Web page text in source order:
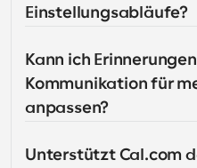
Einstellungsabläufe?
Kann ich
Kommunikation für
anpassen?
Unterstützt Cal.com